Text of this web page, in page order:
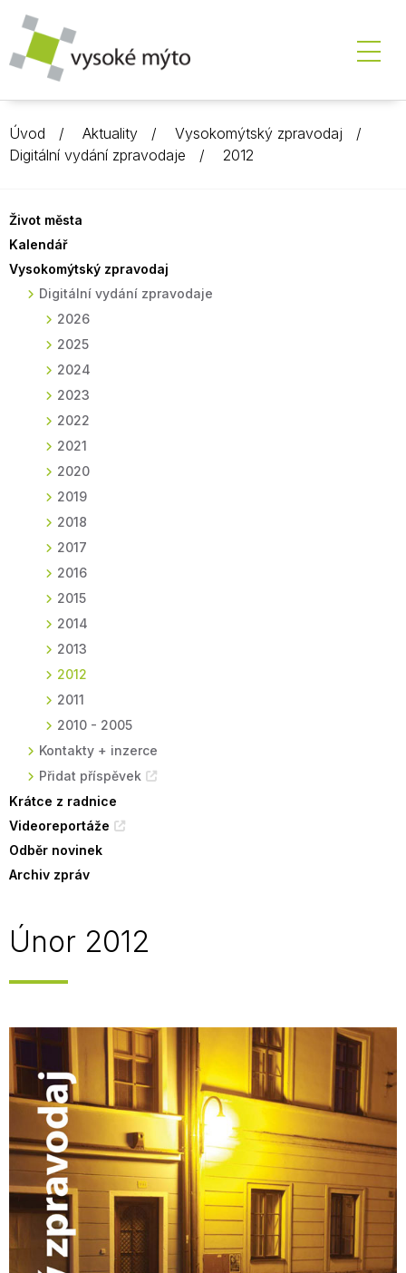
Úvod Aktuality
Vysokomýtský zpravodaj
Digitální vydání zpravodaje
2012
Život města
Kalendář
Vysokomýtský zpravodaj
Digitální vydání zpravodaje
2026
2025
2024
2023
2022
2021
2020
2019
2018
2017
2016
2015
2014
2013
2012
2011
2010 - 2005
Kontakty + inzerce
Přidat příspěvek
Krátce z radnice
Videoreportáže
Odběr novinek
Archiv zpráv
Únor 2012